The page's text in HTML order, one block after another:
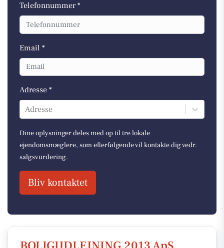
Telefonnummer *
Email *
Adresse *
Adresse
Dine oplysninger deles med op til tre lokale
ejendomsmæglere, som efterfølgende vil kontakte dig vedr.
salgsvurdering.
Bliv kontaktet